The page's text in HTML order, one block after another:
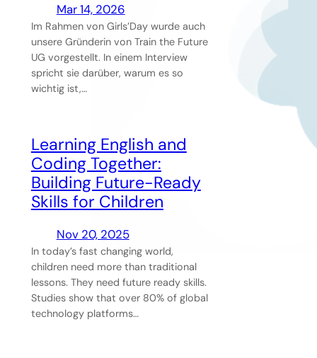
Mar 14, 2026
Im Rahmen von Girls’Day wurde auch
unsere Gründerin von Train the Future
UG vorgestellt. In einem Interview
spricht sie darüber, warum es so
wichtig ist,…
Learning English and
Coding Together:
Building Future-Ready
Skills for Children
Nov 20, 2025
In today’s fast changing world,
children need more than traditional
lessons. They need future ready skills.
Studies show that over 80% of global
technology platforms…